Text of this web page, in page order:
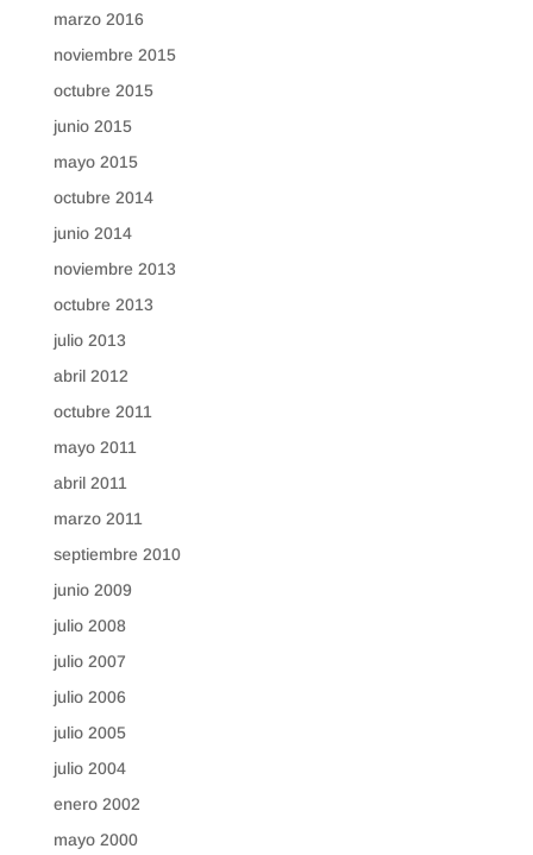
marzo 2016
noviembre 2015
octubre 2015
junio 2015
mayo 2015
octubre 2014
junio 2014
noviembre 2013
octubre 2013
julio 2013
abril 2012
octubre 2011
mayo 2011
abril 2011
marzo 2011
septiembre 2010
junio 2009
julio 2008
julio 2007
julio 2006
julio 2005
julio 2004
enero 2002
mayo 2000